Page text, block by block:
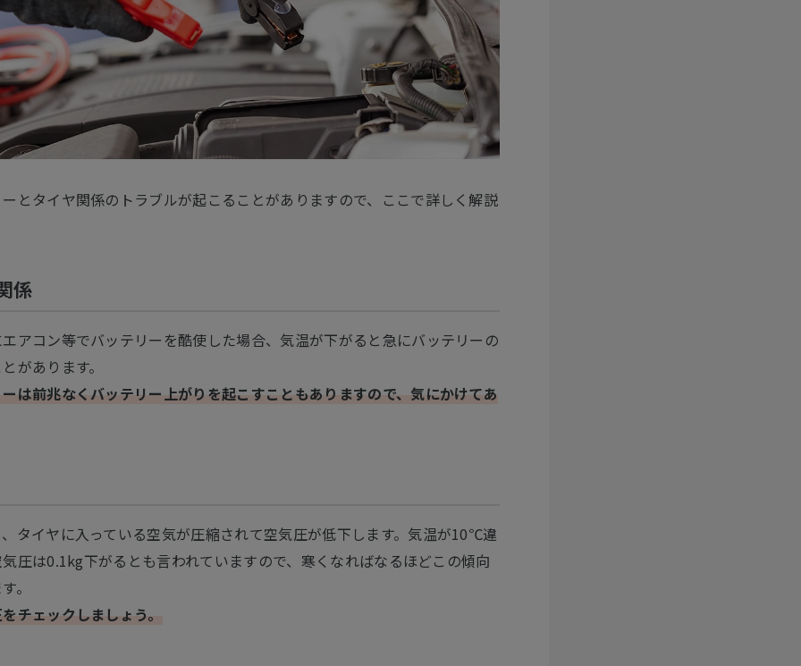
とタイヤ関係のトラブルが起こることがありますので、ここで詳しく解説
係
アコン等でバッテリーを酷使した場合、気温が下がると急にバッテリーの
があります。
は前兆なくバッテリー上がりを起こすこともありますので、気にかけてあ
タイヤに入っている空気が圧縮されて空気圧が低下します。気温が10℃違
圧は0.1kg下がるとも言われていますので、寒くなればなるほどこの傾向
。
チェックしましょう。